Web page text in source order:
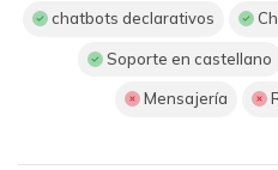
chatbots declarativos
Soporte en castellano
Mensajería